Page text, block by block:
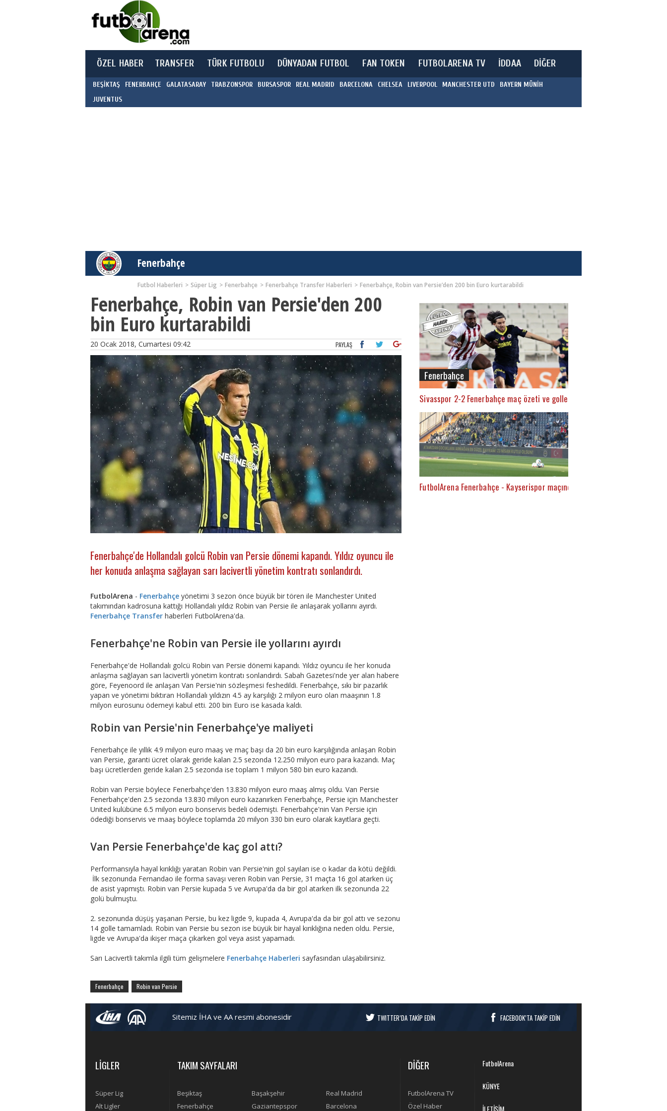
ÖZEL HABER TRANSFER TÜRK FUTBOLU DÜNYADAN FUTBOL FAN TOKEN FUTBOLARENA TV İDDAA DİĞER
BEŞİKTAŞ FENERBAHÇE GALATASARAY TRABZONSPOR BURSASPOR REAL MADRID BARCELONA CHELSEA LIVERPOOL MANCHESTER UTD
BAYERN MÜNİH
JUVENTUS
Fenerbahçe
Futbol Haberleri Süper Lig Fenerbahçe Fenerbahçe Transfer Haberleri Fenerbahçe, Robin van Persie’den 200 bin Euro kurtarabildi
Fenerbahçe, Robin van Persie'den 200
bin Euro kurtarabildi
20 Ocak 2018, Cumartesi 09:42 PAYLAŞ
Fenerbahçe'de Hollandalı golcü Robin van Persie dönemi kapandı. Yıldız oyuncu ile
her konuda anlaşma sağlayan sarı lacivertli yönetim kontratı sonlandırdı.
FutbolArena - Fenerbahçe yönetimi 3 sezon önce büyük bir tören ile Manchester United
takımından kadrosuna kattığı Hollandalı yıldız Robin van Persie ile anlaşarak yollarını ayırdı.
Fenerbahçe Transfer haberleri FutbolArena'da.
Fenerbahçe'ne Robin van Persie ile yollarını ayırdı
Fenerbahçe'de Hollandalı golcü Robin van Persie dönemi kapandı. Yıldız oyuncu ile her konuda
anlaşma sağlayan sarı lacivertli yönetim kontratı sonlandırdı. Sabah Gazetesi'nde yer alan habere
göre, Feyenoord ile anlaşan Van Persie'nin sözleşmesi feshedildi. Fenerbahçe, sıkı bir pazarlık
yapan ve yönetimi bıktıran Hollandalı yıldızın 4.5 ay karşılığı 2 milyon euro olan maaşının 1.8
milyon eurosunu ödemeyi kabul etti. 200 bin Euro ise kasada kaldı.
Robin van Persie'nin Fenerbahçe'ye maliyeti
Fenerbahçe ile yıllık 4.9 milyon euro maaş ve maç başı da 20 bin euro karşılığında anlaşan Robin
van Persie, garanti ücret olarak geride kalan 2.5 sezonda 12.250 milyon euro para kazandı. Maç
başı ücretlerden geride kalan 2.5 sezonda ise toplam 1 milyon 580 bin euro kazandı.
Robin van Persie böylece Fenerbahçe'den 13.830 milyon euro maaş almış oldu. Van Persie
Fenerbahçe'den 2.5 sezonda 13.830 milyon euro kazanırken Fenerbahçe, Persie için Manchester
United kulübüne 6.5 milyon euro bonservis bedeli ödemişti. Fenerbahçe'nin Van Persie için
ödediği bonservis ve maaş böylece toplamda 20 milyon 330 bin euro olarak kayıtlara geçti.
Van Persie Fenerbahçe'de kaç gol attı?
Performansıyla hayal kırıklığı yaratan Robin van Persie'nin gol sayıları ise o kadar da kötü değildi.
İlk sezonunda Fernandao ile forma savaşı veren Robin van Persie, 31 maçta 16 gol atarken üç
de asist yapmıştı. Robin van Persie kupada 5 ve Avrupa'da da bir gol atarken ilk sezonunda 22
golü bulmuştu.
2. sezonunda düşüş yaşanan Persie, bu kez ligde 9, kupada 4, Avrupa'da da bir gol attı ve sezonu
14 golle tamamladı. Robin van Persie bu sezon ise büyük bir hayal kırıklığına neden oldu. Persie,
ligde ve Avrupa'da ikişer maça çıkarken gol veya asist yapamadı.
Sarı Lacivertli takımla ilgili tüm gelişmelere Fenerbahçe Haberleri sayfasından ulaşabilirsiniz.
Fenerbahçe Robin van Persie
Fenerbahçe
Sivasspor 2-2 Fenerbahçe maç özeti ve golleri (İZLE)
FutbolArena Fenerbahçe - Kayserispor maçında
Sitemiz İHA ve AA resmi abonesidir TWITTER’DA TAKİP EDİN FACEBOOK’TA TAKİP EDİN
LİGLER
Süper Lig
Alt Ligler
TAKIM SAYFALARI
Beşiktaş Başakşehir
Real Madrid
Fenerbahçe
Gaziantepspor Barcelona
DİĞER
FutbolArena TV
Özel Haber
FutbolArena
KÜNYE
İLETİŞİM